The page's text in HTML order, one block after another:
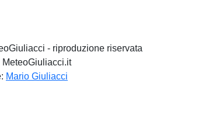
- riproduzione riservata
MeteoGiuliacci.it
Mario Giuliacci